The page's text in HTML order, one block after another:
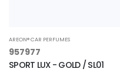
AREON® CAR PERFUMES
957977
SPORT LUX - GOLD / SL01